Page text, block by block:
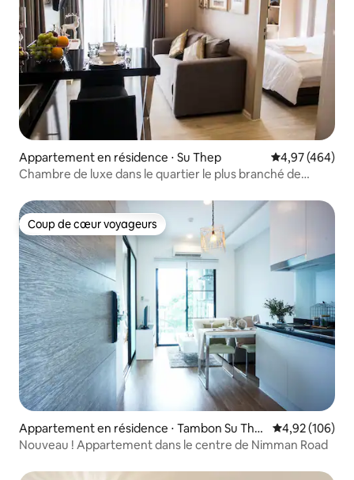
Appartement en résidence ⋅ Su Thep Évaluation
4,97 (464)
Chambre de luxe dans le quartier le plus branché de
Coup de cœur voyageurs
Coup de cœur voyageurs
Appartement en résidence ⋅ Tambon Su The
p
Évaluation
4,92 (106)
Nouveau ! Appartement dans le centre de Nimman Road